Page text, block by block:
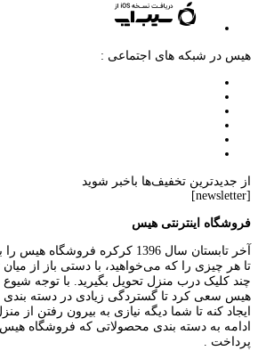
هیس در شبکه های اجتماعی :
از جدیدترین تخفیف‌ها باخبر شوید
[newsletter]
فروشگاه اینترنتی هیس
آخر تابستان سال 1396 کرکره
تا هر چیزی را که می‌خواهید، با دستی باز از میان
چند کلیک درب منزل تحویل بگیرید. با توجه
هیس سعی کرد تا گستردگی زیادی در دسته
ایجاد کنه تا شما دیگه نیازی به بیرون رفتن از
ادامه به دسته بندی محصولاتی که فروشگاه هیس
پرداخت .